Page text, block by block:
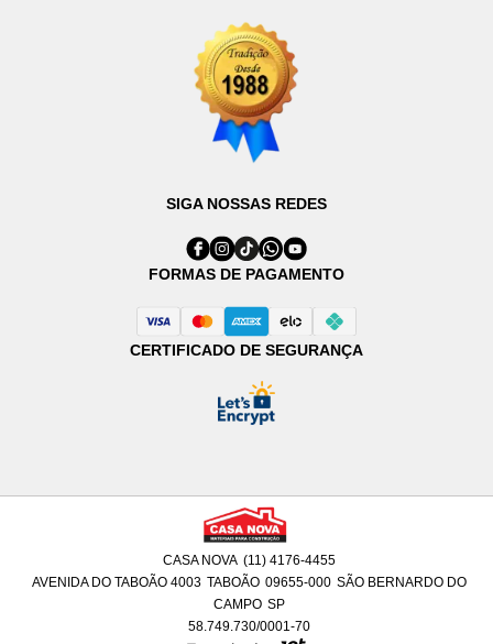
SIGA NOSSAS REDES
FORMAS DE PAGAMENTO
CERTIFICADO DE SEGURANÇA
CASA NOVA (11) 4176-4455
AVENIDA DO TABOÃO 4003 TABOÃO 09655-000 SÃO BERNARDO DO
CAMPO SP
58.749.730/0001-70